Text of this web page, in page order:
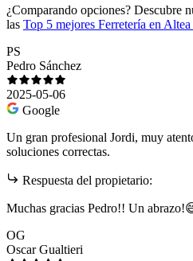
¿Comparando opciones? Descubre
las Top 5 mejores Ferretería en Altea
PS
Pedro Sánchez
2025-05-06
Google
Un gran profesional Jordi, muy
soluciones correctas.
Respuesta del propietario:
Muchas gracias Pedro!! Un
OG
Oscar Gualtieri